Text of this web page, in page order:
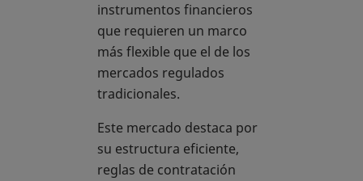
instrumentos financieros
que requieren un marco
más flexible que el de los
mercados regulados
tradicionales.
Este mercado destaca por
su estructura eficiente,
reglas de contratación